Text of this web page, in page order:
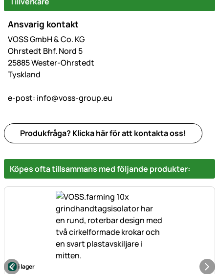
Ansvarig kontakt
VOSS GmbH & Co. KG
Ohrstedt Bhf. Nord 5
25885 Wester-Ohrstedt
Tyskland
e-post: info@voss-group.eu
Produkfråga? Klicka här för att kontakta oss!
Köpes ofta tillsammans med följande produkter:
i lager